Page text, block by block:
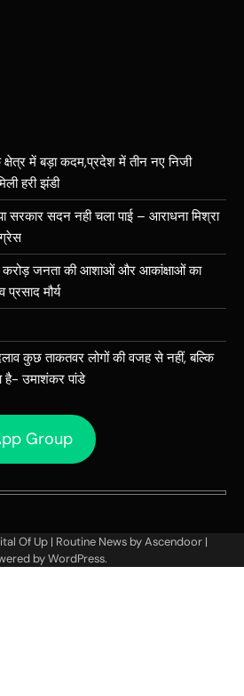
क्षेत्र में बड़ा कदम,प्रदेश में तीन नए निजी
हरी झंडी
सरकार सदन नही चला पाई – आराधना मिश्रा
जनता की आशाओं और आकांक्षाओं का
मौर्य
कुछ ताकतवर लोगों की वजह से नहीं, बल्कि
उमाशंकर पांडे
Group
Of Up | Routine News byAscendoor |
byWordPress.